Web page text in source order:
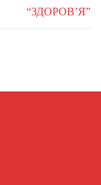
“ЗДОРОВ’Я”